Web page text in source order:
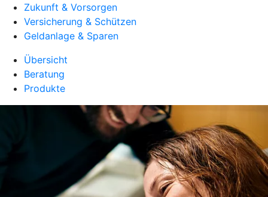
Zukunft & Vorsorgen
Versicherung & Schützen
Geldanlage & Sparen
Übersicht
Beratung
Produkte